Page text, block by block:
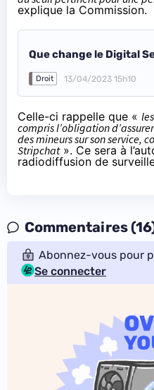
explique la Commission.
Que change le Digital
Droit 13/04/2023 15h10
Celle-ci rappelle que «
compris l’obligation
des mineurs sur son service,
Stripchat». Ce sera à
radiodiffusion de
Commentaires
Abonnez-vous pour
Se connecter